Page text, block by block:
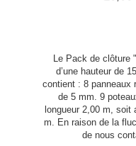
Le Pack de clôture
d’une hauteur de
contient : 8 panneaux
de 5 mm. 9
longueur 2,00 m,
m. En raison de la
de nous